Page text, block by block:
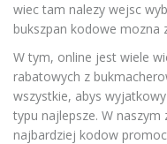
wiec tam nalezy wejsc
bukszpan kodowe mozna
W tym, online jest wiele
rabatowych z
wszystkie, abys
typu najlepsze. W
najbardziej kodow